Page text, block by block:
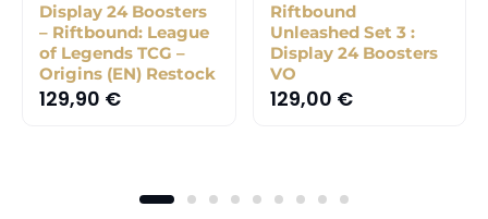
Display 24 Boosters
– Riftbound: League
of Legends TCG –
Origins (EN) Restock
129,90 €
Riftbound
Unleashed Set 3 :
Display 24 Boosters
VO
129,00 €